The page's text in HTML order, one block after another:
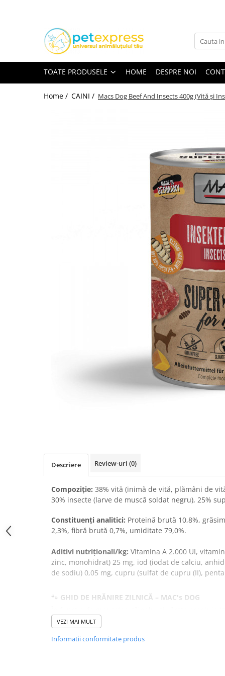
Toate Produsele
Hamuri
Donatii hrana
petexpress PLUS+
Promotii si oferte
VANZARE RAPIDA
TOATE PRODUSELE HOME DESPRE NOI
Home / CAINI / Macs Dog Beef And Insects 400g (Vită și
Descriere Review-uri (0)
Compoziție: 38% vită (inimă de vită, plămâni de
30% insecte (larve de muscă soldat negru), 25%
Constituenți analitici: Proteină brută 10,8%,
2,3%, fibră brută 0,7%, umiditate 79,0%.
Aditivi nutriționali/kg: Vitamina A 2.000 UI,
zinc, monohidrat) 25 mg, iod (iodat de calciu,
de sodiu) 0,05 mg, cupru (sulfat de cupru (II),
🐾 GHID DE HRĂNIRE ZILNICĂ – MAC's DOG
🔹Valorile sunt orientative. Necesarul real poate
sex și nivel de activitate.
VEZI MAI MULT
Informatii conformitate produs